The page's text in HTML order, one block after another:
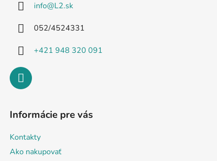
info@L2.sk
052/4524331
+421 948 320 091
Informácie pre vás
Kontakty
Ako nakupovať